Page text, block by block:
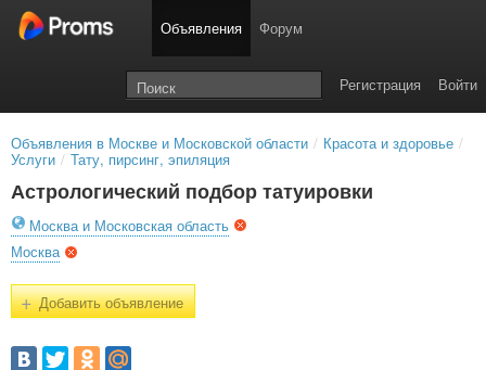
Объявления Форум
Войти
Регистрация
Объявления в Москве и Московской области / Красота и здоровье /
Услуги / Тату, пирсинг, эпиляция
Астрологический подбор татуировки
Москва и Московская область
Москва
+Добавить объявление